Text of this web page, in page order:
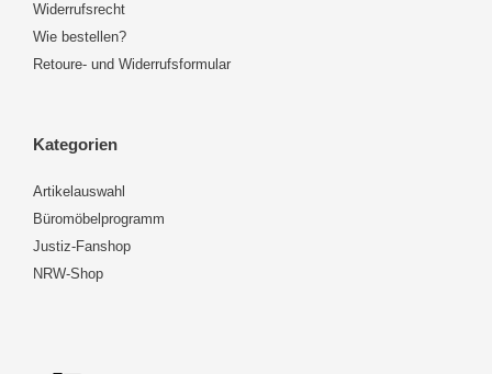
Widerrufsrecht
Wie bestellen?
Retoure- und Widerrufsformular
Kategorien
Artikelauswahl
Büromöbelprogramm
Justiz-Fanshop
NRW-Shop